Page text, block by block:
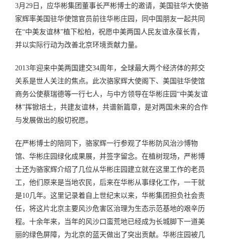
3月29日，应华彬集团董事长严彬博士的邀请，美国驻华大使骆
家辉率美国驻华使馆官员前往华彬庄园，同中国朋友一起共同
在“中美友谊林”植下松柏，祝愿中美两国人民友谊永葆长青，
并以实际行动为改善北京环境贡献力量。
2013年迎来中美两国建交34周年，全球最大两个经济体的邦交
关系是世人关注的焦点。此次骆家辉大使阁下、美国驻华使馆
商务公使蔡瑞德等一行七人，与中方领导在华彬庄园“中美友谊
林”挥锨培土，共建友谊林，共谱新篇章，是对两国未来的合作
与发展做出的殷切祝愿。
在严彬博士的陪同下，骆家辉一行参观了华彬防风治沙博物
馆、华彬庄园绿化成果展，并签字留念。在植树现场，严彬博
士还为骆家辉介绍了几位从华彬庄园建立就在这里工作的老员
工，他们原来是当地农民，后来在华彬从事绿化工作，一干就
是10几年。这里记录着自上世纪末以来，华彬集团担负社会责
任，将这片北京主要风沙危害区治理为生态示范基地的艰辛历
程。十余年来，当年的风沙口蛮荒地已经成为长城脚下一道美
丽的绿色屏障，为北京的蓝天做出了突出贡献。华彬庄园被几